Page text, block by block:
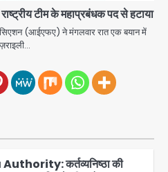
टीम के महाप्रबंधक पद से हटाया
(आईएफए) ने मंगलवार रात एक बयान में
Review: लोकेश कनगराज की
फिल्म विजुअली स्ट्राइकिंग लेकिन
में कमजोर, लेकिन कहानी अधूरी रह
Noida: फेलिक्स
कर्तव्यनिष्ठा की